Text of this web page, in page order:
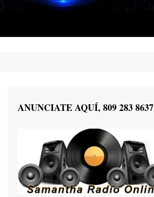
ANUNCIATE AQUÍ, 809 283 8637